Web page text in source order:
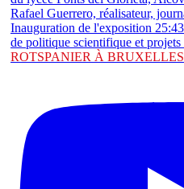
ROTSPANIER À BRUXELLES